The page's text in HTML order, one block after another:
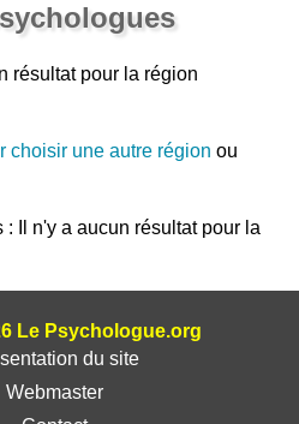
résultat pour la région
choisir une autre région ou
Il n'y a aucun résultat pour la
Le Psychologue.org
du site
Webmaster